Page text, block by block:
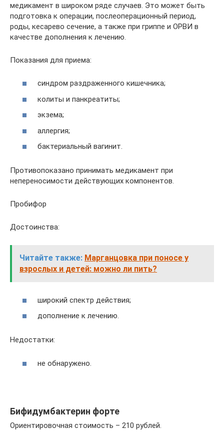
медикамент в широком ряде случаев. Это может быть
подготовка к операции, послеоперационный период,
роды, кесарево сечение, а также при гриппе и ОРВИ в
качестве дополнения к лечению.
Показания для приема:
синдром раздраженного кишечника;
колиты и панкреатиты;
экзема;
аллергия;
бактериальный вагинит.
Противопоказано принимать медикамент при
непереносимости действующих компонентов.
Пробифор
Достоинства:
Читайте также: Марганцовка при поносе у
взрослых и детей: можно ли пить?
широкий спектр действия;
дополнение к лечению.
Недостатки:
не обнаружено.
Бифидумбактерин форте
Ориентировочная стоимость – 210 рублей.